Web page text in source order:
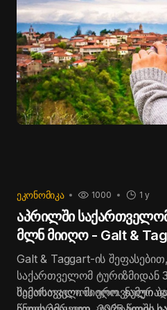
ᲔᲙᲝᲜᲝᲛᲘᲙᲐ 1 y
1000
აპრილში
მლნ მიიღო - Galt &
Galt & Taggart-ის
საქართველომ
შემოსავალი მიიღო. ჯამურად
საქართველოს ეროვნული